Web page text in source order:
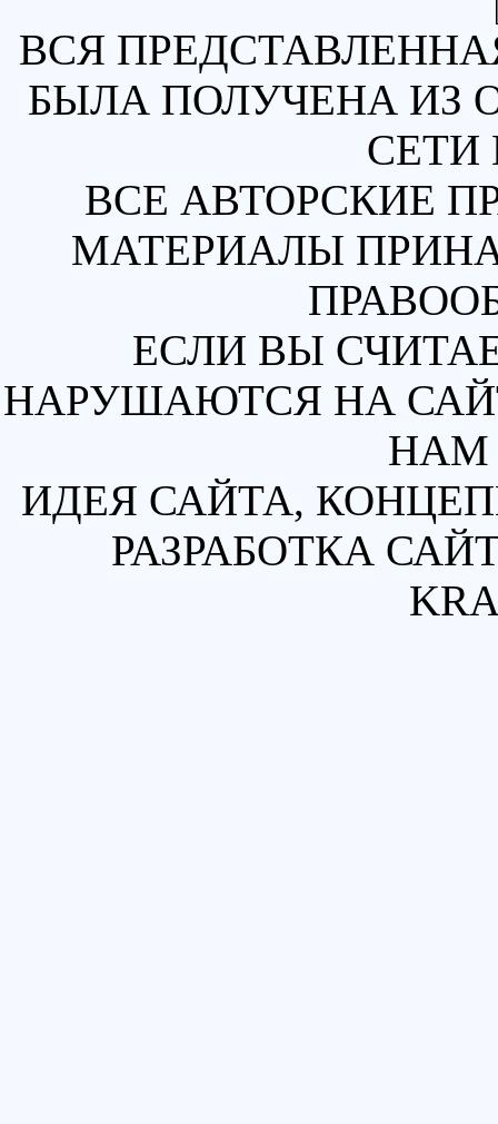
ВСЯ
БЫЛА ПОЛУЧЕНА ИЗ
СЕТИ
ВСЕ АВТОРСКИЕ
МАТЕРИАЛЫ
ЕСЛИ ВЫ
НАРУШАЮТСЯ НА
НАМ
ИДЕЯ САЙТА,
РАЗРАБОТКА